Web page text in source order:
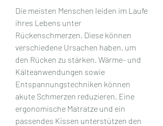
Die meisten Menschen leiden im Laufe
ihres Lebens unter
Rückenschmerzen. Diese können
verschiedene Ursachen haben, um
den Rücken zu stärken. Wärme- und
Kälteanwendungen sowie
Entspannungstechniken können
akute Schmerzen reduzieren. Eine
ergonomische Matratze und ein
passendes Kissen unterstützen den